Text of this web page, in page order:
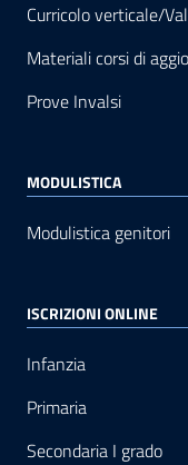
Curricolo verticale/
Materiali corsi di
Prove Invalsi
MODULISTICA
Modulistica genitori
ISCRIZIONI ONLINE
Infanzia
Primaria
Secondaria I grado